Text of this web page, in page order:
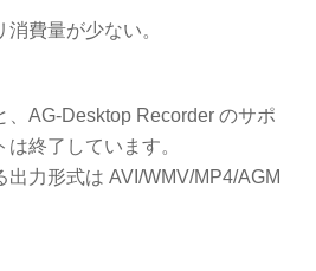
費量が少ない。
、AG-Desktop Recorder のサポ
終了しています。
出力形式は AVI/WMV/MP4/AGM